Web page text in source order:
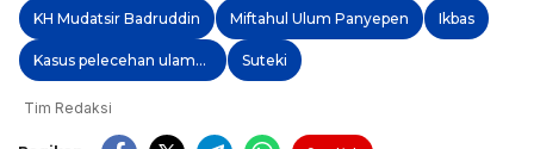
KH Mudatsir Badruddin Miftahul Ulum Panyepen Ikbas
Kasus pelecehan ulama Pamekasan Suteki
Tim Redaksi